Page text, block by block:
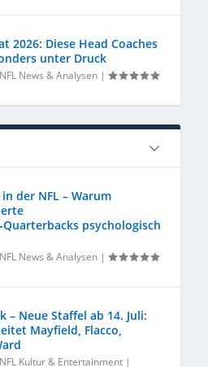
2026: Diese Head Coaches
unter Druck
NFL News & Analysen |
der NFL – Warum
psychologisch
NFL News & Analysen |
– Neue Staffel ab 14. Juli:
Mayfield, Flacco,
NFL Kultur & Entertainment |